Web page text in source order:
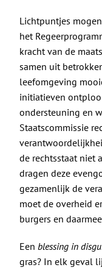
Lichtpuntjes
het
kracht van de
samen uit
leefomgeving
initiatieven
ondersteuning en
Staatscommissie
de rechtsstaat niet
dragen deze
gezamenlijk de
moet de overheid
burgers en
Een blessing in
gras? In elk geval